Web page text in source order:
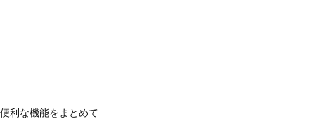
便利な機能をまとめて